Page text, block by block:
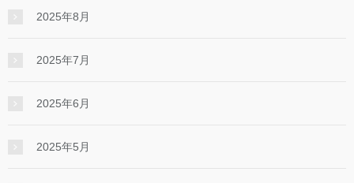
2025年8月
2025年7月
2025年6月
2025年5月